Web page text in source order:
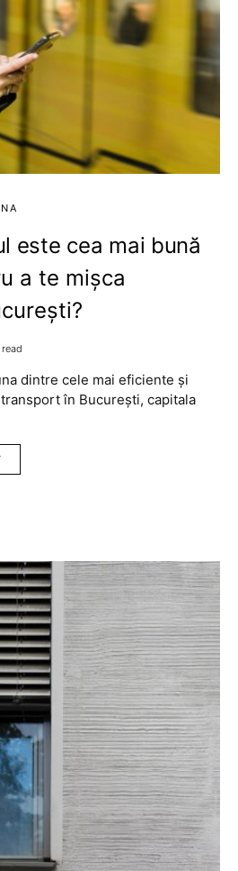
este cea mai bună
a te mișca
dintre cele mai eficiente și
în București, capitala